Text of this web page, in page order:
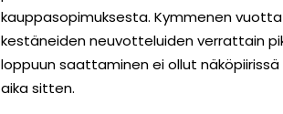
kauppasopimuksesta. Kymmenen vuotta
kestäneiden neuvotteluiden verrattain
loppuun saattaminen ei ollut näköpiirissä
aika sitten.